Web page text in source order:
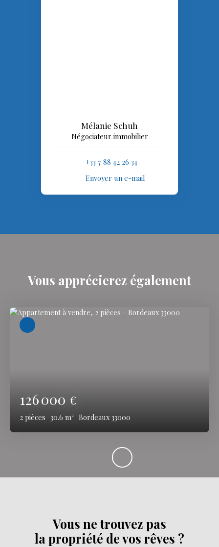
Mélanie Schuh
Négociateur immobilier
+33 7 88 42 26 34
Envoyer un e-mail
Vous apprécierez également
126 000 €
2 pièces 30.6 m² Bordeaux 33000
Vous ne trouvez pas
la propriété de vos rêves ?